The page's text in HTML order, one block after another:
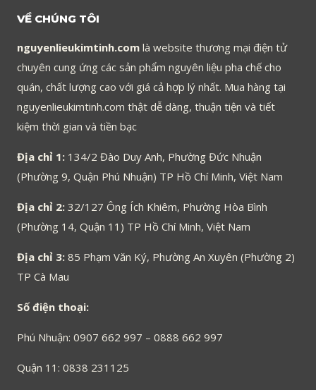
VỀ CHÚNG TÔI
nguyenlieukimtinh.com là website thương mại điện tử
chuyên cung ứng các sản phẩm nguyên liệu pha chế cho
quán, chất lượng cao với giá cả hợp lý nhất. Mua hàng tại
nguyenlieukimtinh.com thật dễ dàng, thuận tiện và tiết
kiệm thời gian và tiền bạc
Địa chỉ 1: 134/2 Đào Duy Anh, Phường Đức Nhuận
(Phường 9, Quận Phú Nhuận) TP Hồ Chí Minh, Việt Nam
Địa chỉ 2: 32/127 Ông Ích Khiêm, Phường Hòa Bình
(Phường 14, Quận 11) TP Hồ Chí Minh, Việt Nam
Địa chỉ 3: 85 Phạm Văn Ký, Phường An Xuyên (Phường 2)
TP Cà Mau
Số điện thoại:
Phú Nhuận: 0907 662 997 – 0888 662 997
Quận 11: 0838 231125